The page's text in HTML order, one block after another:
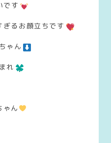
です
るお顔立ちです
ゃん
れ
ゃん